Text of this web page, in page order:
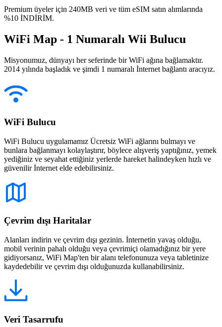
Premium üyeler için 240MB veri ve tüm eSIM satın alımlarında
%10 İNDİRİM.
WiFi Map - 1 Numaralı Wii Bulucu
Misyonumuz, dünyayı her seferinde bir WiFi ağına bağlamaktır.
2014 yılında başladık ve şimdi 1 numaralı İnternet bağlantı aracıyız.
WiFi Bulucu
WiFi Bulucu uygulamamız Ücretsiz WiFi ağlarını bulmayı ve
bunlara bağlanmayı kolaylaştırır, böylece alışveriş yaptığınız, yemek
yediğiniz ve seyahat ettiğiniz yerlerde hareket halindeyken hızlı ve
güvenilir İnternet elde edebilirsiniz.
Çevrim dışı Haritalar
Alanları indirin ve çevrim dışı gezinin. İnternetin yavaş olduğu,
mobil verinin pahalı olduğu veya çevrimiçi olamadığınız bir yere
gidiyorsanız, WiFi Map'ten bir alanı telefonunuza veya tabletinize
kaydedebilir ve çevrim dışı olduğunuzda kullanabilirsiniz.
Veri Tasarrufu